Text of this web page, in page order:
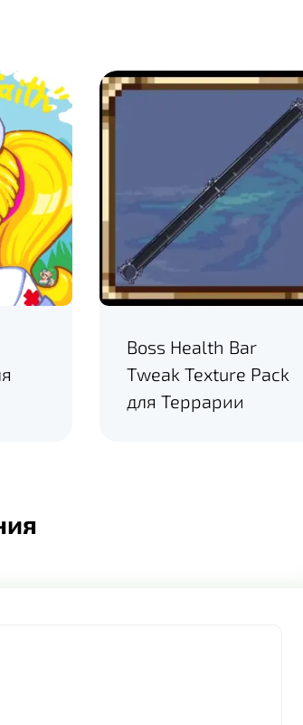
Boss Health Bar
Tweak Texture Pack
для Террарии